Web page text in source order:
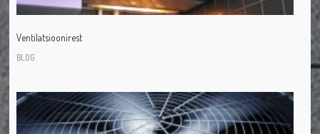
Ventilatsioonirest
BLOG